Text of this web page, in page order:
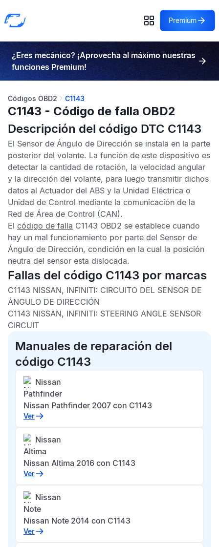
Premium
¿Eres mecánico? ¡Aprovecha al máximo nuestras
funciones Premium!
Códigos OBD2 C1143
C1143 - Código de falla OBD2
Descripción del código DTC C1143
El Sensor de Ángulo de Dirección se instala en la parte
posterior del volante. La función de este dispositivo es
detectar la cantidad de rotación, la velocidad angular
y la dirección del volante, para luego transmitir dichos
datos al Actuador del ABS y la Unidad Eléctrica o
Unidad de Control mediante la comunicación de la
Red de Área de Control (CAN).
El código de falla C1143 OBD2 se establece cuando
hay un mal funcionamiento por parte del Sensor de
Ángulo de Dirección, condición en la cual la posición
neutra del sensor esta dislocada.
Fallas del código C1143 por marcas
C1143 NISSAN, INFINITI: CIRCUITO DEL SENSOR DE
ÁNGULO DE DIRECCIÓN
C1143 NISSAN, INFINITI: STEERING ANGLE SENSOR
CIRCUIT
Manuales de reparación del
código C1143
Nissan
Pathfinder
Nissan Pathfinder 2007 con C1143
Ver
Nissan
Altima
Nissan Altima 2016 con C1143
Ver
Nissan
Note
Nissan Note 2014 con C1143
Ver